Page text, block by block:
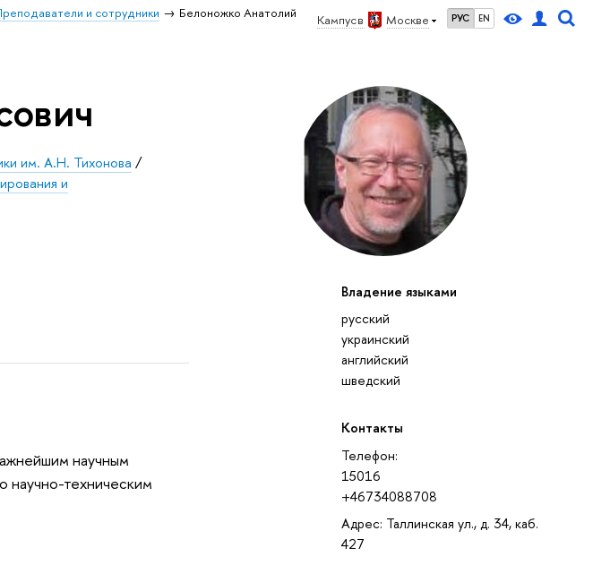
Кампус в Москве РУС EN
и сотрудники
Белоножко Анатолий
Владение языками
русский
украинский
английский
шведский
Контакты
Телефон:
15016
+46734088708
Адрес: Таллинская ул., д. 34, каб.
427
им. А.Н. Тихонова /
и
научным
научно-техническим